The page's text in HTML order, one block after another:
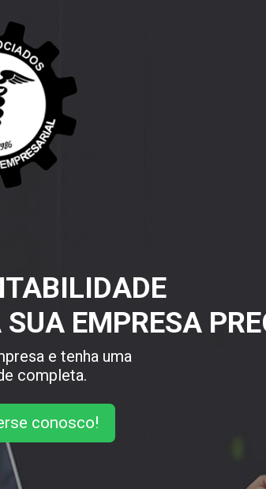
SUA EMPRESA
e tenha uma
completa.
conosco!